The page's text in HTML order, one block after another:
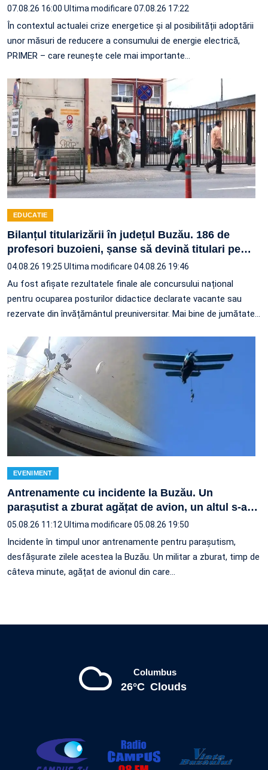
07.08.26 16:00 Ultima modificare 07.08.26 17:22
În contextul actualei crize energetice și al posibilității adoptării
unor măsuri de reducere a consumului de energie electrică,
PRIMER – care reuneşte cele mai importante…
EDUCATIE
Bilanțul titularizării în județul Buzău. 186 de
profesori buzoieni, șanse să devină titulari pe…
04.08.26 19:25 Ultima modificare 04.08.26 19:46
Au fost afișate rezultatele finale ale concursului național
pentru ocuparea posturilor didactice declarate vacante sau
rezervate din învățământul preuniversitar. Mai bine de jumătate…
EVENIMENT
Antrenamente cu incidente la Buzău. Un
parașutist a zburat agățat de avion, un altul s-a…
05.08.26 11:12 Ultima modificare 05.08.26 19:50
Incidente în timpul unor antrenamente pentru parașutism,
desfășurate zilele acestea la Buzău. Un militar a zburat, timp de
câteva minute, agățat de avionul din care…
Columbus
26°C Clouds